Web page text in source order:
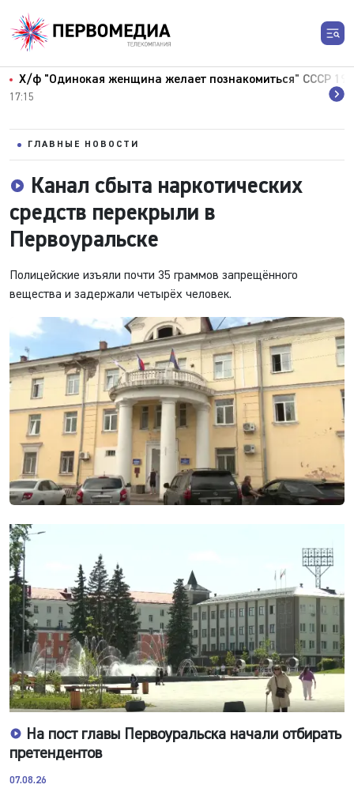
Х/ф "Одинокая женщина желает познакомиться" СССР
17:15
ГЛАВНЫЕ НОВОСТИ
Канал сбыта наркотических
средств перекрыли в
Первоуральске
Полицейские изъяли почти 35 граммов запрещённого
вещества и задержали четырёх человек.
На пост главы Первоуральска начали отбирать
претендентов
07.08.26